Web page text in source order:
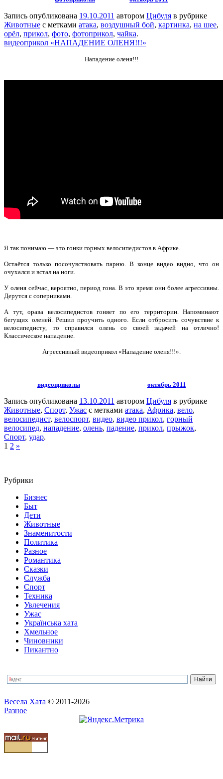
Запись опубликована 19.10.2011 автором Цибуля в рубрике
Животные с метками атака, воздушный бой, картинка, на шее,
орёл, прикол, фото, фотоприкол, чайка.
видеоприкол «НАПАДЕНИЕ ОЛЕНЯ!!!»
Нападение оленя!!!
Я так понимаю — это гонки горных велосипедистов в Африке.
Остаётся только посочувствовать парню. В конце видео видно, что он
очухался и встал на ноги.
У оленя сейчас, вероятно, период гона. В это время они более агрессивны.
Дерутся с соперниками.
А тут, орава велосипедистов гоняет по его территории. Напоминают
бегущих оленей. Решил проучить одного. Если отбросить сочувствие к
велосипедисту, то справился олень со своей задачей на отлично!
Классическое нападение.
Агрессивный видеоприкол «Нападение оленя!!!».
видеоприколы октябрь 2011
Запись опубликована 13.10.2011 автором Цибуля в рубрике
Животные, Спорт, Ужас с метками атака, Африка, вело,
велосипедист, велоспорт, видео, видео прикол, горный
велосипед, нападение, олень, падение, прикол, прыжок,
Спорт, удар.
1 2 »
Рубрики
Бизнес
Быт
Дети
Животные
Знаменитости
Политика
Разное
Романтика
Сказки
Служба
Спорт
Техника
Увлечения
Ужас
Українська хата
Хмельное
Чиновники
Пикантно
Весела Хата © 2011-2026
Разное